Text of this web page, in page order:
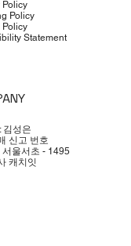
Policy
Policy
Policy
Statement
김성은
신고 번호
서울서초 - 1495
캐치잇